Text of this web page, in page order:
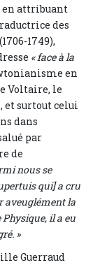
en attribuant
des
1749),
« face à la
en
Voltaire, le
et surtout celui
dans
par
de
nous se
qui] a cru
aveuglément la
il a eu
»
Guerraud